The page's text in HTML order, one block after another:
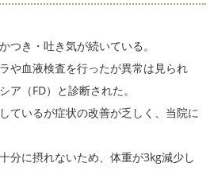
つき・吐き気が続いている。
や血液検査を行ったが異常は見られ
ア（FD）と診断された。
ているが症状の改善が乏しく、当院に
分に摂れないため、体重が3kg減少し